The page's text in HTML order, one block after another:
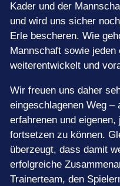
Kader und der
und wird uns sicher
Erle bescheren. Wie
Mannschaft sowie jeden
weiterentwickelt und
Wir freuen uns daher
eingeschlagenen Weg –
erfahrenen und
fortsetzen zu können.
überzeugt, dass damit
erfolgreiche
Trainerteam, den